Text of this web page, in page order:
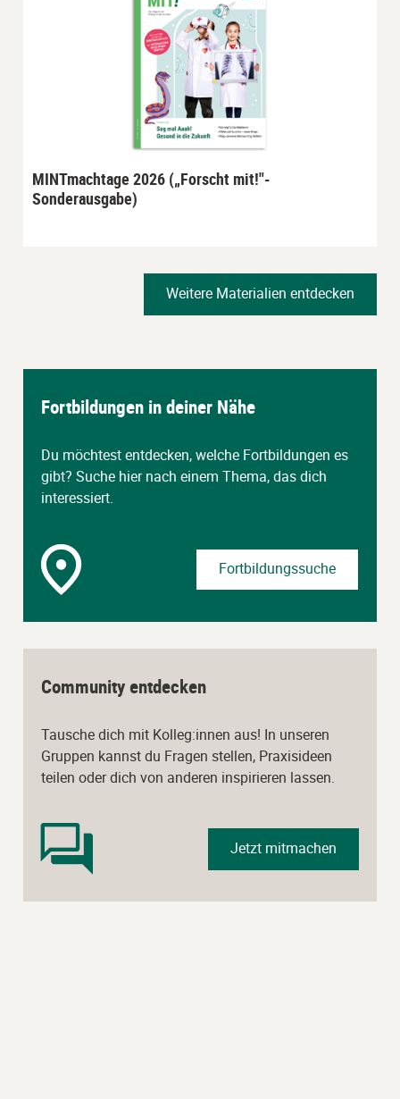
MINTmachtage 2026 („Forscht mit!"-
Sonderausgabe)
Weitere Materialien entdecken
Fortbildungen in deiner Nähe
Du möchtest entdecken, welche Fortbildungen es
gibt? Suche hier nach einem Thema, das dich
interessiert.
Fortbildungssuche
Community entdecken
Tausche dich mit Kolleg:innen aus! In unseren
Gruppen kannst du Fragen stellen, Praxisideen
teilen oder dich von anderen inspirieren lassen.
Jetzt mitmachen